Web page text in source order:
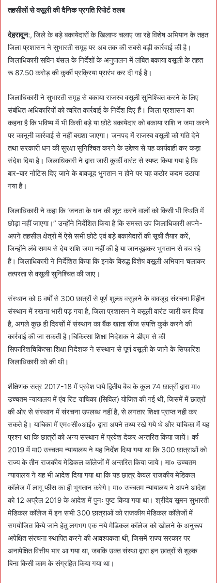
तहसीलों से वसूली की दैनिक प्रगति रिपोर्ट तलब
देहरादून:, जिले के बड़े बकायेदारों के खिलाफ चलाए जा रहे विशेष अभियान के तहत
जिला प्रशासन ने सुभारती समूह पर अब तक की सबसे बड़ी कार्रवाई की है।
जिलाधिकारी सविन बंसल के निर्देशों के अनुपालन में लंबित बकाया वसूली के तहत
रू 87.50 करोड़ की कुर्की प्रक्रिया प्रारंभ कर दी गई है।
जिलाधिकारी ने सुभारती समूह से बकाया राजस्व वसूली सुनिश्चित करने के लिए
संबंधित अधिकारियों को त्वरित कार्रवाई के निर्देश दिए हैं। जिला प्रशासन का
कहना है कि भविष्य में भी किसी बड़े या छोटे बकायेदार को बकाया राशि न जमा करने
पर कानूनी कार्रवाई से नहीं बख्शा जाएगा। जनपद में राजस्व वसूली को गति देने
तथा सरकारी धन की सुरक्षा सुनिश्चित करने के उद्देश्य से यह कार्यवाही कर कड़ा
संदेश दिया है। जिलाधिकारी ने द्वारा जारी कुर्की वारंट से स्पष्ट किया गया है कि
बार-बार नोटिस दिए जाने के बावजूद भुगतान न होने पर यह कठोर कदम उठाया
गया है।
जिलाधिकारी ने कहा कि ‘जनता के धन की लूट करने वालों को किसी भी स्थिति में
छोड़ा नहीं जाएगा।” उन्होंने निर्देशित किया है कि समस्त उप जिलाधिकारी अपने-
अपने तहसील क्षेत्रों में ऐसे सभी छोटे एवं बड़े बकायेदारों की सूची तैयार करें,
जिन्होंने लंबे समय से देय राशि जमा नहीं की है या जानबूझकर भुगतान से बच रहे
हैं। जिलाधिकारी ने निर्देशित किया कि इनके विरुद्ध विशेष वसूली अभियान चलाकर
तत्परता से वसूली सुनिश्चित की जाए।
संस्थान को 6 वर्षों से 300 छात्रों से पूर्ण शुल्क वसूलने के बावजूद संरचना विहीन
संस्थान में रखना भारी पड़ गया है, जिला प्रशासन ने वसूली वारंट जारी कर दिया
है, अगले कुछ ही दिवसों में संस्थान का बैंक खाता सीज संपत्ति कुर्क करने की
कार्रवाई की जा सकती है।चिकित्सा शिक्षा निदेशक ने डीएम से की
सिफारिशचिकित्सा शिक्षा निदेशक ने संस्थान से पूर्ण वसूली के जाने के सिफारिश
जिलाधिकारी को की थी।
शैक्षिणक सत्र 2017-18 में प्रवेश पाये द्वितीय बैच के कुल 74 छात्रों द्वारा मा०
उच्चतम न्यायालय में एंव रिट याचिका (सिविल) योजित की गई थी, जिसमें में छात्रों
की ओर से संस्थान में संरचना उपलब्ध नहीं है, से लगतार शिक्षा प्राप्त नही कर
सकते है। याचिका में एम०सी०आई० द्वारा अपने तथ्य रखे गये थे और याचिका में यह
प्रश्न था कि छात्रों को अन्य संस्थान में प्रवेश देकर अन्तरित किया जायें। वर्ष
2019 में मा0 उच्चतम न्यायालय ने यह निर्देश दिया गया था कि 300 छात्राओं को
राज्य के तीन राजकीय मेडिकल कॉलेजों में अन्तरित किया जाये। मा० उच्चतम
न्यायालय ने यह भी आदेश दिया गया था कि यह छात्र केवल राजकीय मेडिकल
कॉलेज में लागू फीस का ही भुगतान करेगे। मा० उच्चतम न्यायालय ने अपने आदेश
को 12 अप्रैल 2019 के आदेश में पुनः पुष्ट किया गया था। श्रीदेव सूमन सुभारती
मेडिकल कॉलेज में इन सभी 300 छात्राओं को राजकीय मेडिकल कॉलेजों में
समयोजित किये जाने हेतु लगभग एक नये मेडिकल कॉलेज को खोलने के अनुरूप
अपेक्षित संरचना स्थापित करने की आवश्यकता थी, जिसमें राज्य सरकार पर
अनापेक्षित वित्तीय भार आ गया था, जबकि उक्त संस्था द्वारा इन छात्रों से शुल्क
बिना किसी काम के संग्रहित किया गया था।